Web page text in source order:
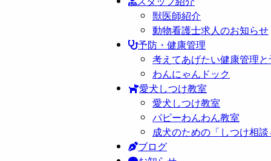
獣医師紹介
動物看護士求人のお知らせ
予防・健康管理
考えてあげたい健康管理
わんにゃんドック
愛犬しつけ教室
愛犬しつけ教室
パピーわんわん教室
成犬のための「しつけ相談
ブログ